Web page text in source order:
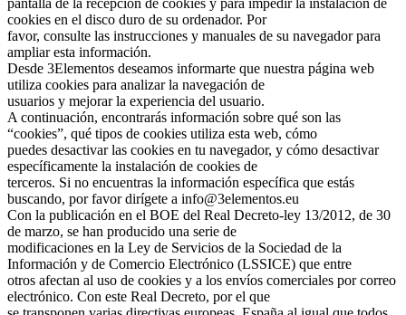
pantalla de la recepción de cookies y para impedir la instalación de
cookies en el disco duro de su ordenador. Por
favor, consulte las instrucciones y manuales de su navegador para
ampliar esta información.
Desde 3Elementos deseamos informarte que nuestra página web
utiliza cookies para analizar la navegación de
usuarios y mejorar la experiencia del usuario.
A continuación, encontrarás información sobre qué son las
“cookies”, qué tipos de cookies utiliza esta web, cómo
puedes desactivar las cookies en tu navegador, y cómo desactivar
específicamente la instalación de cookies de
terceros. Si no encuentras la información específica que estás
buscando, por favor dirígete a info@3elementos.eu
Con la publicación en el BOE del Real Decreto-ley 13/2012, de 30
de marzo, se han producido una serie de
modificaciones en la Ley de Servicios de la Sociedad de la
Información y de Comercio Electrónico (LSSICE) que entre
otros afectan al uso de cookies y a los envíos comerciales por correo
electrónico. Con este Real Decreto, por el que